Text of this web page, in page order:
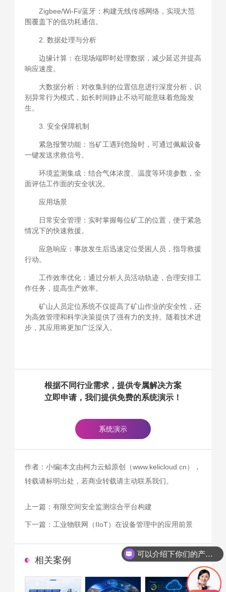
Zigbee/Wi-Fi/蓝牙：构建无线传感网络，实现大范
围覆盖下的低功耗通信。
2. 数据处理与分析
边缘计算：在现场端即时处理数据，减少延迟并提高
响应速度。
大数据分析：对收集到的位置信息进行深度分析，识
别异常行为模式，如长时间静止不动可能意味着危险发
生。
3. 安全保障机制
紧急报警功能：当矿工遇到危险时，可通过佩戴设备
一键发送求救信号。
环境监测集成：结合气体浓度、温度等环境参数，全
面评估工作面的安全状况。
应用场景
日常安全管理：实时掌握每位矿工的位置，便于紧急
情况下的快速救援。
应急响应：事故发生后迅速定位受困人员，指导救援
行动。
工作效率优化：通过分析人员活动轨迹，合理安排工
作任务，提高生产效率。
矿山人员定位系统不仅提高了矿山作业的安全性，还
为高效管理和科学决策提供了强有力的支持。随着技术进
步，其应用将更加广泛深入。
根据不同行业需求，提供专属解决方案
立即申请，我们提供免费的系统演示！
系统演示
作者：小编|本文由柯力云鲸原创（www.kelicloud.cn），
转载请标明出处，若商业转载请主动联系我们。
上一篇： 有限空间安全监测综合平台构建
下一篇： 工业物联网（IIoT）在设备管理中的应用前景
相关案例
可以介绍下你们的产品么